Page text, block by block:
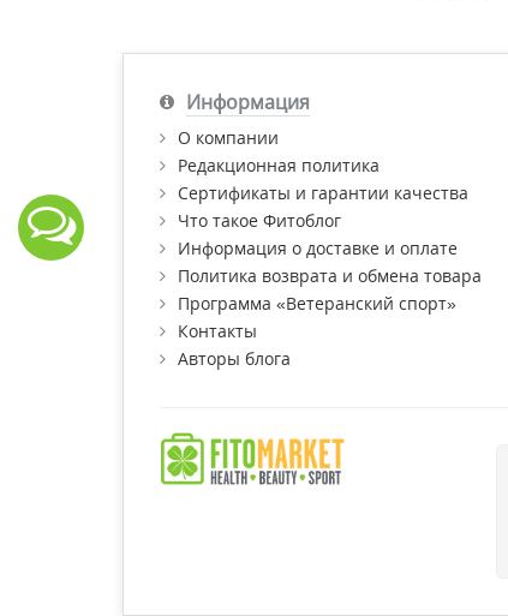
Информация
О компании
Редакционная политика
Сертификаты и гарантии качества
Что такое Фитоблог
Информация о доставке и оплате
Политика возврата и обмена товара
Программа «Ветеранский спорт»
Контакты
Авторы блога